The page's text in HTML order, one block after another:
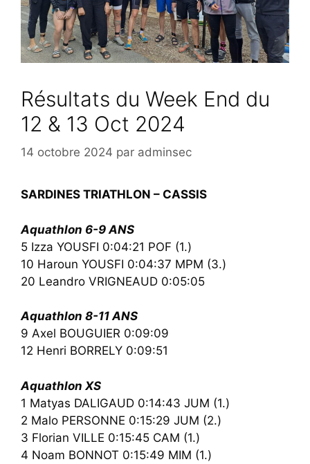
Résultats du Week End du
12 & 13 Oct 2024
14 octobre 2024 par adminsec
SARDINES TRIATHLON – CASSIS
Aquathlon 6-9 ANS
5 Izza YOUSFI 0:04:21 POF (1.)
10 Haroun YOUSFI 0:04:37 MPM (3.)
20 Leandro VRIGNEAUD 0:05:05
Aquathlon 8-11 ANS
9 Axel BOUGUIER 0:09:09
12 Henri BORRELY 0:09:51
Aquathlon XS
1 Matyas DALIGAUD 0:14:43 JUM (1.)
2 Malo PERSONNE 0:15:29 JUM (2.)
3 Florian VILLE 0:15:45 CAM (1.)
4 Noam BONNOT 0:15:49 MIM (1.)